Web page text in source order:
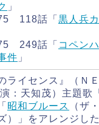
」
118話「 黒人兵
249話「 コペン
件 」
ライセンス』（Ｎ
：天知茂）主題歌
昭和ブルース
（ザ
）」をアレンジし